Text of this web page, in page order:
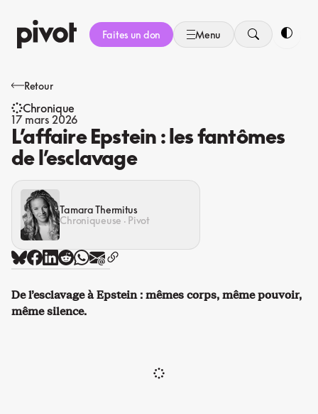
au
contenu
Faites un don Menu
Retour
Chronique
17 mars 2026
L’affaire Epstein : les fantômes
de l’esclavage
Tamara Thermitus
Chroniqueuse · Pivot
De l’esclavage à Epstein : mêmes corps, même pouvoir,
même silence.